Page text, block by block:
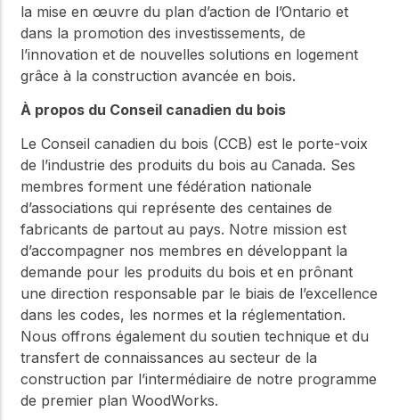
la mise en œuvre du plan d’action de l’Ontario et
dans la promotion des investissements, de
l’innovation et de nouvelles solutions en logement
grâce à la construction avancée en bois.
À propos du Conseil canadien du bois
Le Conseil canadien du bois (CCB) est le porte-voix
de l’industrie des produits du bois au Canada. Ses
membres forment une fédération nationale
d’associations qui représente des centaines de
fabricants de partout au pays. Notre mission est
d’accompagner nos membres en développant la
demande pour les produits du bois et en prônant
une direction responsable par le biais de l’excellence
dans les codes, les normes et la réglementation.
Nous offrons également du soutien technique et du
transfert de connaissances au secteur de la
construction par l’intermédiaire de notre programme
de premier plan WoodWorks.